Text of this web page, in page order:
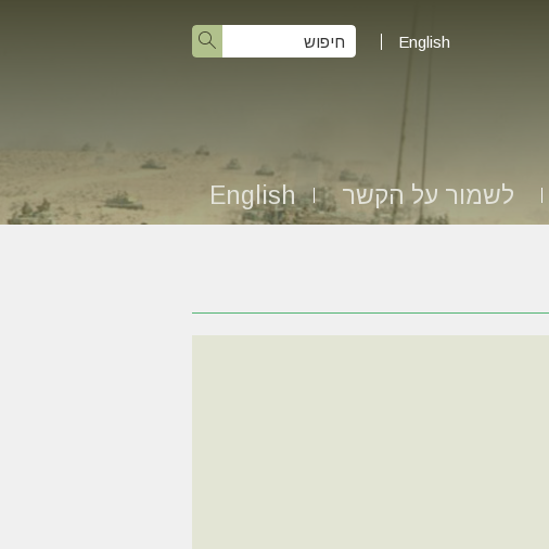
English
לשמור על הקשר English